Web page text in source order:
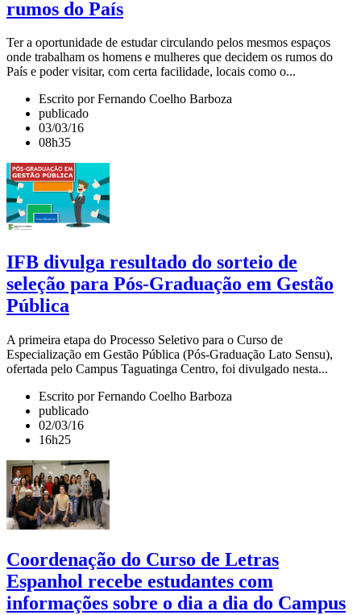
rumos do País
Ter a oportunidade de estudar circulando pelos mesmos espaços
onde trabalham os homens e mulheres que decidem os rumos do
País e poder visitar, com certa facilidade, locais como o...
Escrito por Fernando Coelho Barboza
publicado
03/03/16
08h35
IFB divulga resultado do sorteio de
seleção para Pós-Graduação em Gestão
Pública
A primeira etapa do Processo Seletivo para o Curso de
Especialização em Gestão Pública (Pós-Graduação Lato Sensu),
ofertada pelo Campus Taguatinga Centro, foi divulgado nesta...
Escrito por Fernando Coelho Barboza
publicado
02/03/16
16h25
Coordenação do Curso de Letras
Espanhol recebe estudantes com
informações sobre o dia a dia do Campus